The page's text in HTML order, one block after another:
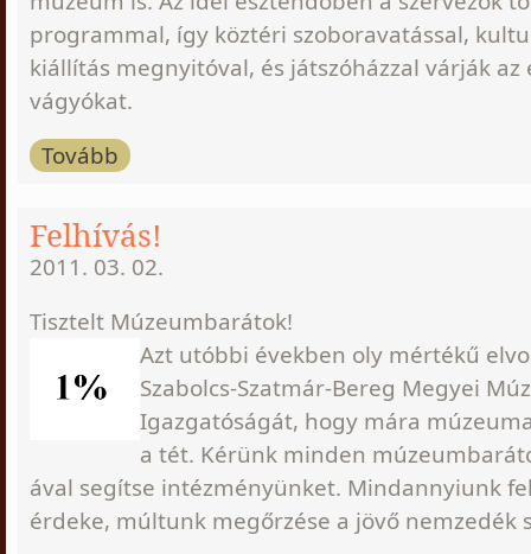
programmal, így köztéri szoboravatással,
kiállítás megnyitóval, és játszóházzal várják az
vágyókat.
Tovább
Felhívás!
2011. 03. 02.
Tisztelt Múzeumbarátok!
Azt utóbbi években oly mértékű
Szabolcs-Szatmár-Bereg Megyei
Igazgatóságát, hogy mára
a tét. Kérünk minden
ával segítse intézményünket. Mindannyiunk
érdeke, múltunk megőrzése a jövő nemzedék